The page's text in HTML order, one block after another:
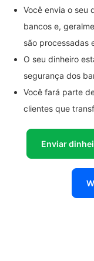
Você envia o seu
bancos e,
são processadas
O seu dinheiro
segurança dos
Você fará parte
clientes que
Enviar